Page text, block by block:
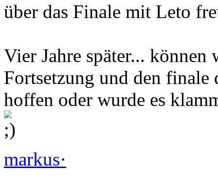
über das Finale mit Leto
Vier Jahre später... können
Fortsetzung und den
hoffen oder wurde es
markus·